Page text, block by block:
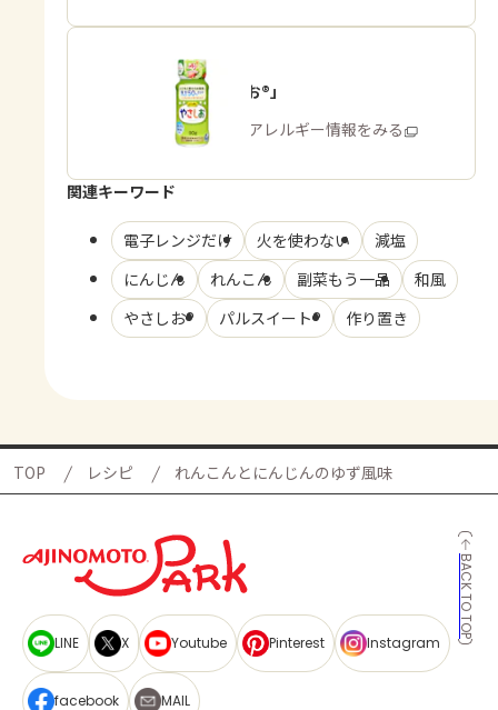
「やさしお®」
商品・アレルギー情報をみる
関連キーワード
電子レンジだけ 火を使わない
減塩
にんじん
れんこん 副菜もう一品
和風
やさしお®
パルスイート® 作り置き
TOP レシピ れんこんとにんじんのゆず風味
BACK TO TOP
LINE X Youtube Pinterest Instagram
facebook MAIL